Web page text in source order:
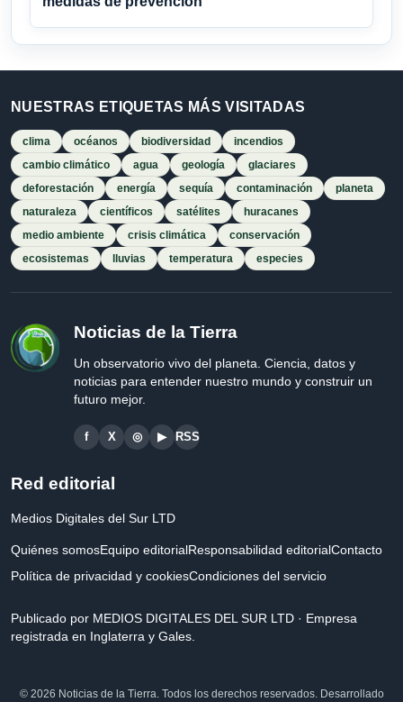
NUESTRAS ETIQUETAS MÁS VISITADAS
clima océanos biodiversidad
incendios
cambio climático
agua geología
glaciares
deforestación
energía sequía contaminación
planeta
naturaleza
científicos satélites
huracanes
medio ambiente
crisis climática
conservación
ecosistemas
lluvias temperatura especies
Noticias de la Tierra
Un observatorio vivo del planeta. Ciencia, datos y
noticias para entender nuestro mundo y construir un
futuro mejor.
f X ◎ ▶ RSS
Red editorial
Medios Digitales del Sur LTD
Quiénes somosEquipo editorialResponsabilidad editorialContacto
Política de privacidad y cookiesCondiciones del servicio
Publicado por MEDIOS DIGITALES DEL SUR LTD · Empresa
registrada en Inglaterra y Gales.
© 2026 Noticias de la Tierra. Todos los derechos reservados. Desarrollado